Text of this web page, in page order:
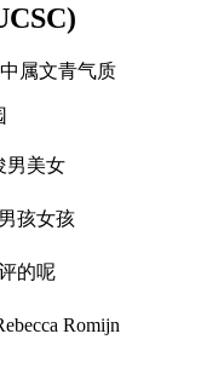
属文青气质
男美女
孩女孩
的呢
Romijn